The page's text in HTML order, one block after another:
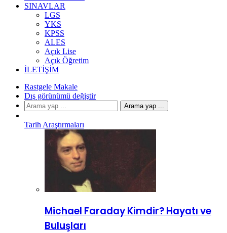
SINAVLAR
LGS
YKS
KPSS
ALES
Açık Lise
Açık Öğretim
İLETIŞIM
Rastgele Makale
Dış görünümü değiştir
Arama yap ...
Tarih Araştırmaları
Michael Faraday Kimdir? Hayatı ve
Buluşları